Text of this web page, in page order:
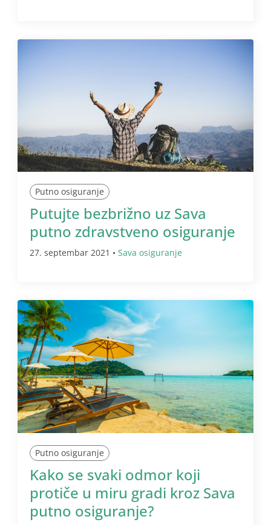
Putno osiguranje
Putujte bezbrižno uz Sava
putno zdravstveno osiguranje
27. septembar 2021 • Sava osiguranje
Putno osiguranje
Kako se svaki odmor koji
protiče u miru gradi kroz Sava
putno osiguranje?